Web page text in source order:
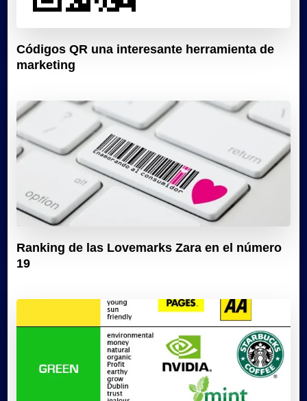
Códigos QR una interesante herramienta de
marketing
Ranking de las Lovemarks Zara en el número
19